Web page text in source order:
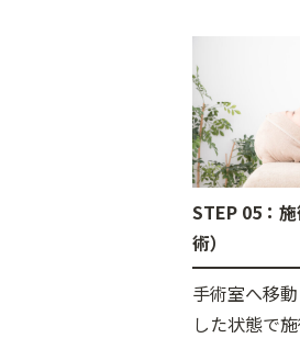
STEP 05：
術）
手術室へ移
した状態で